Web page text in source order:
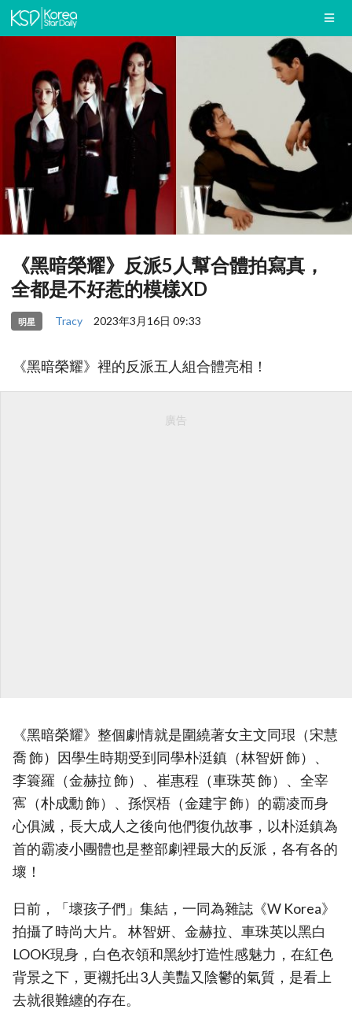
《黑暗榮耀》反派5人幫合體拍寫真，
全都是不好惹的模樣XD
明星 Tracy 2023年3月16日 09:33
《黑暗榮耀》裡的反派五人組合體亮相！
廣告
《黑暗榮耀》整個劇情就是圍繞著女主文同珢（宋慧
喬 飾）因學生時期受到同學朴涏鎮（林智妍 飾）、
李簑羅（金赫拉 飾）、崔惠程（車珠英 飾）、全宰
寯（朴成勳 飾）、孫慏梧（金建宇 飾）的霸凌而身
心俱滅，長大成人之後向他們復仇故事，以朴涏鎮為
首的霸凌小團體也是整部劇裡最大的反派，各有各的
壞！
日前，「壞孩子們」集結，一同為雜誌《W Korea》
拍攝了時尚大片。 林智妍、金赫拉、車珠英以黑白
LOOK現身，白色衣領和黑紗打造性感魅力，在紅色
背景之下，更襯托出3人美豔又陰鬱的氣質，是看上
去就很難纏的存在。